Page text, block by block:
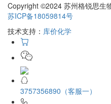
Copyright ©2024 苏州格锐思生
苏ICP备18059814号
技术支持： 库价化学
3757356890（客服一）